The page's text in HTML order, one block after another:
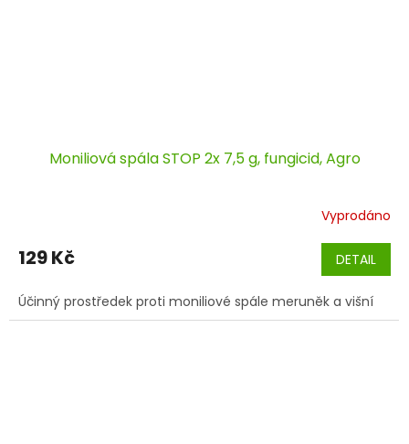
Moniliová spála STOP 2x 7,5 g, fungicid, Agro
Vyprodáno
129 Kč DETAIL
Účinný prostředek proti moniliové spále meruněk a višní